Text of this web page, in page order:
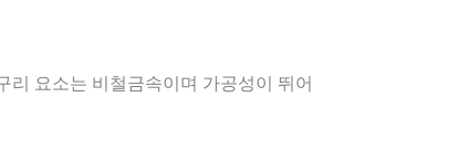
리 요소는 비철금속이며 가공성이 뛰어